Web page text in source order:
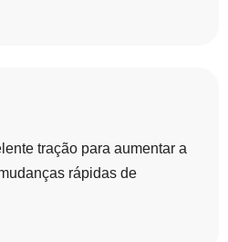
tração para aumentar a
rápidas de